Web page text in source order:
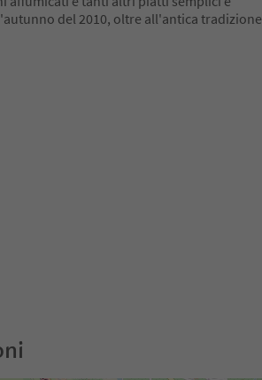
del 2010, oltre all'antica tradizione